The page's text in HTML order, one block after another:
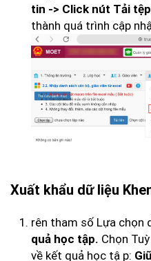
tin -> Click nút Tải tệp
thành quá trình cập
Xuất khẩu dữ liệu
rên tham số Lựa chọn
quả học tập. Chọn
về kết quả học tập: